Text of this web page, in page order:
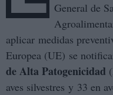
General de
aplicar medidas
Europea (UE) se
de Alta Patogenicidad
aves silvestres y 33 en